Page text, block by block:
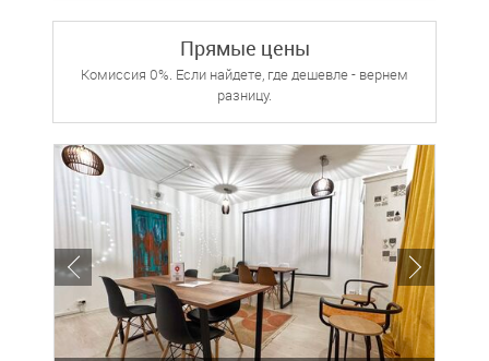
Прямые цены
Комиссия 0%. Если найдете, где дешевле - вернем
разницу.